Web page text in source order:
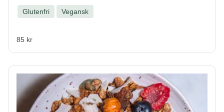
Glutenfri Vegansk
85 kr